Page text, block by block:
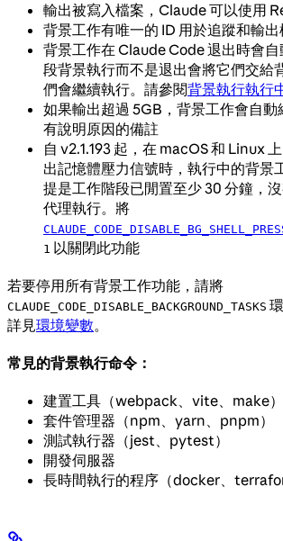
輸出被寫入檔案，Claude 可以使用
背景工作有唯一的 ID 用於追蹤和輸出
背景工作在 Claude Code 退出時會
段背景執行而不是退出會將它們交給
們會繼續執行。請參閱背景執行執行
如果輸出超過 5GB，背景工作會自
有說明原因的備註
自 v2.1.193 起，在 macOS 和 Linux
出記憶體壓力信號時，執行中的背景
提是工作階段已閒置至少 30 分鐘，
代理執行。將
1 以關閉此功能
若要停用所有背景工作功能，請將
CLAUDE_CODE_DISABLE_BACKGROUND_TASKS
詳見環境變數。
常見的背景執行命令：
建置工具（webpack、vite、make）
套件管理器（npm、yarn、pnpm）
測試執行器（jest、pytest）
開發伺服器
長時間執行的程序（docker、